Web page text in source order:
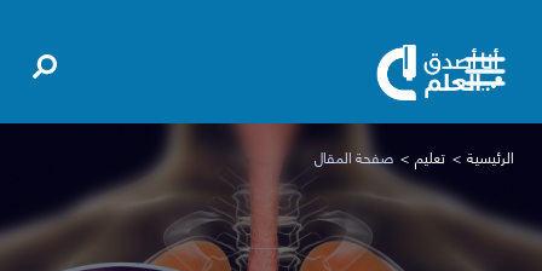
الرئيسية تعليم صفحة المقال